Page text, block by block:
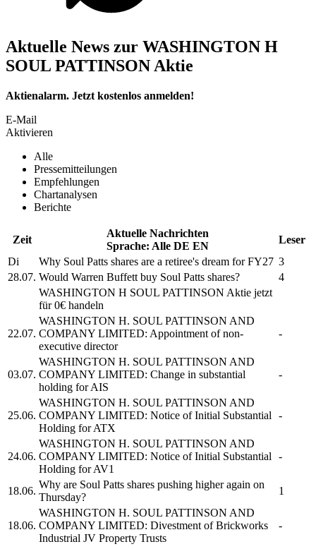
Aktuelle News zur WASHINGTON H
SOUL PATTINSON Aktie
Aktienalarm. Jetzt kostenlos anmelden!
E-Mail
Aktivieren
Alle
Pressemitteilungen
Empfehlungen
Chartanalysen
Berichte
Zeit
Aktuelle Nachrichten
Sprache: Alle DE EN
Leser
Di
Why Soul Patts shares are a retiree's dream for FY27 3
28.07. Would Warren Buffett buy Soul Patts shares?
4
WASHINGTON H SOUL PATTINSON Aktie jetzt
für 0€ handeln
22.07.
WASHINGTON H. SOUL PATTINSON AND
COMPANY LIMITED: Appointment of non-
executive director
-
03.07.
WASHINGTON H. SOUL PATTINSON AND
COMPANY LIMITED: Change in substantial
holding for AIS
-
25.06.
WASHINGTON H. SOUL PATTINSON AND
COMPANY LIMITED: Notice of Initial Substantial
Holding for ATX
-
24.06.
WASHINGTON H. SOUL PATTINSON AND
COMPANY LIMITED: Notice of Initial Substantial
Holding for AV1
-
18.06.
Why are Soul Patts shares pushing higher again on
Thursday?
1
18.06.
WASHINGTON H. SOUL PATTINSON AND
COMPANY LIMITED: Divestment of Brickworks
Industrial JV Property Trusts
-